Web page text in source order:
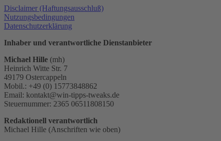
Disclaimer (Haftungsausschluß)
Nutzungsbedingungen
Datenschutzerklärung
Inhaber und verantwortliche Dienstanbieter
Michael Hille (mh)
Heinrich Witte Str. 7
49179 Ostercappeln
Mobil.: +49 (0) 15773848862
Email: kontakt@win-tipps-tweaks.de
Steuernummer: 2365 06511808150
Redaktionell verantwortlich
Michael Hille (Anschriften wie oben)